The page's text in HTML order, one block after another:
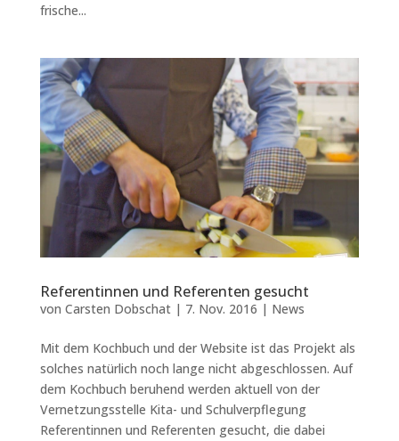
frische...
Referentinnen und Referenten gesucht
von Carsten Dobschat| 7. Nov. 2016 | News
Mit dem Kochbuch und der Website ist das Projekt als
solches natürlich noch lange nicht abgeschlossen. Auf
dem Kochbuch beruhend werden aktuell von der
Vernetzungsstelle Kita- und Schulverpflegung
Referentinnen und Referenten gesucht, die dabei